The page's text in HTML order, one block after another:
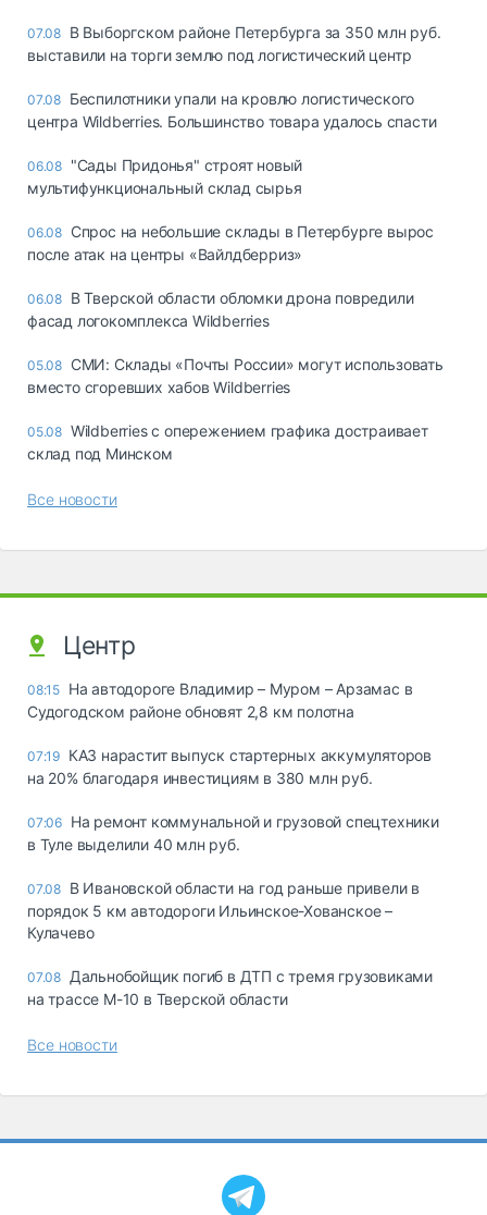
07.08 В Выборгском районе Петербурга за 350 млн руб.
выставили на торги землю под логистический центр
07.08 Беспилотники упали на кровлю логистического
центра Wildberries. Большинство товара удалось спасти
06.08 "Сады Придонья" строят новый
мультифункциональный склад сырья
06.08 Спрос на небольшие склады в Петербурге вырос
после атак на центры «Вайлдберриз»
06.08 В Тверской области обломки дрона повредили
фасад логокомплекса Wildberries
05.08 СМИ: Склады «Почты России» могут использовать
вместо сгоревших хабов Wildberries
05.08 Wildberries с опережением графика достраивает
склад под Минском
Все новости
Центр
08:15 На автодороге Владимир – Муром – Арзамас в
Судогодском районе обновят 2,8 км полотна
07:19 КАЗ нарастит выпуск стартерных аккумуляторов
на 20% благодаря инвестициям в 380 млн руб.
07:06 На ремонт коммунальной и грузовой спецтехники
в Туле выделили 40 млн руб.
07.08 В Ивановской области на год раньше привели в
порядок 5 км автодороги Ильинское-Хованское –
Кулачево
07.08 Дальнобойщик погиб в ДТП с тремя грузовиками
на трассе М-10 в Тверской области
Все новости